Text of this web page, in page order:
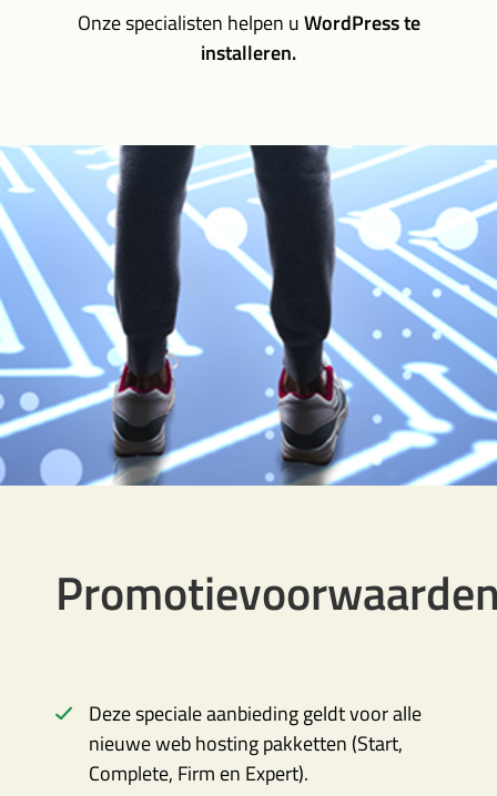
Onze specialisten helpen uWordPress te
installeren.
Deze speciale aanbieding geldt voor alle
nieuwe web hosting pakketten (Start,
Complete, Firm en Expert).